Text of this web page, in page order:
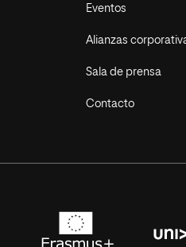
Eventos
Alianzas
Sala de prensa
Contacto